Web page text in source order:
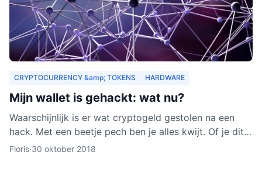
CRYPTOCURRENCY &amp; TOKENS HARDWARE
Mijn wallet is gehackt: wat nu?
Waarschijnlijk is er wat cryptogeld gestolen na een
hack. Met een beetje pech ben je alles kwijt. Of je dit
nog terug kunt krijgen, leggen we je uit in dit arti
Floris·30 oktober 2018